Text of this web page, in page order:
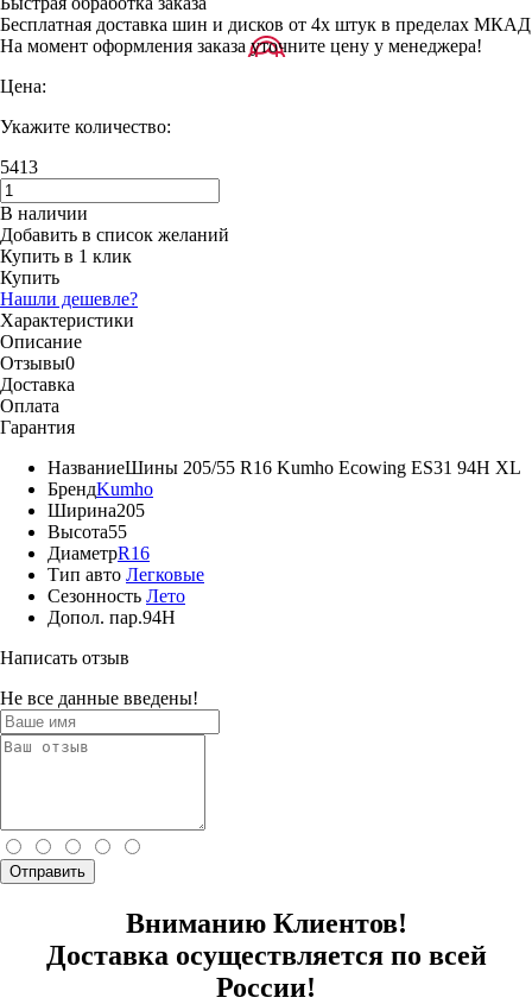
Бесплатная доставка шин и дисков от 4х штук в пределах МКАД
На момент оформления заказа уточните цену у менеджера!
Цена:
Укажите количество:
5413
В наличии
Добавить в список желаний
Купить в 1 клик
Купить
Нашли дешевле?
Характеристики
Описание
Отзывы0
Доставка
Оплата
Гарантия
НазваниеШины 205/55 R16 Kumho Ecowing ES31 94H XL
БрендKumho
Ширина205
Высота55
ДиаметрR16
Тип авто Легковые
Сезонность Лето
Допол. пар.94H
Написать отзыв
Не все данные введены!
Отправить
Вниманию Клиентов!
Доставка осуществляется по всей
России!